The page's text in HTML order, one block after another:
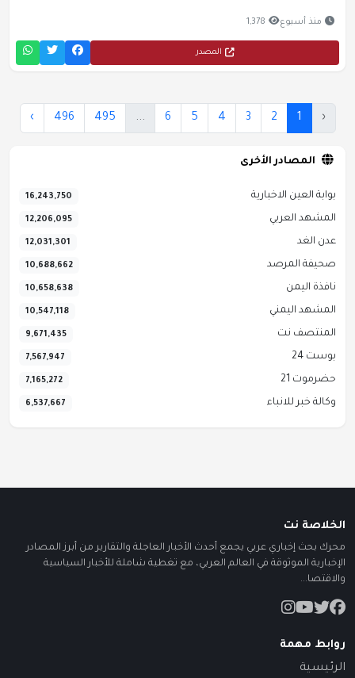
منذ أسبوع 1,378
المصدر
‹
1
2
3
4
5
6
...
495
496
›
المصادر الأخرى
بوابة العين الاخبارية 16,243,750
المشهد العربي 12,206,095
عدن الغد 12,031,301
صحيفة المرصد 10,688,662
نافذة اليمن 10,658,638
المشهد اليمني 10,547,118
المنتصف نت 9,671,435
بوست 24 7,567,947
حضرموت 21 7,165,272
وكالة خبر للانباء 6,537,667
الخلاصة نت
محرك بحث إخباري عربي يجمع أحدث الأخبار العاجلة والتقارير من أبرز المصادر
الإخبارية الموثوقة في العالم العربي، مع تغطية شاملة للأخبار السياسية
والاقتصا...
روابط مهمة
الرئيسية